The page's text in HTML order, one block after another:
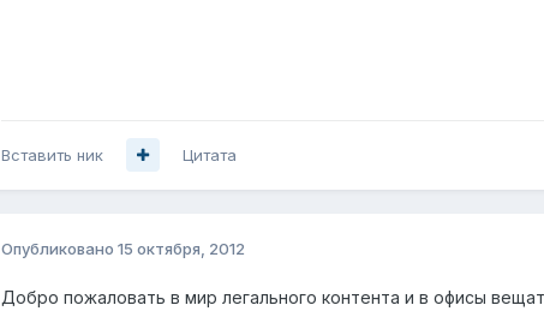
Вставить ник Цитата
Опубликовано 15 октября, 2012
Добро пожаловать в мир легального контента и в офисы